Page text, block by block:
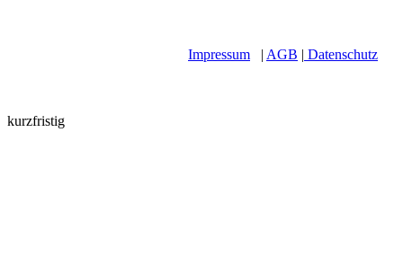
Impressum | AGB | Datenschutz
kurzfristig